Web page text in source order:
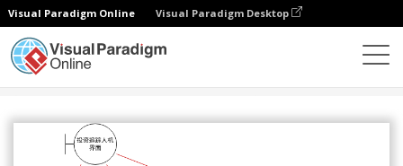
Visual Paradigm Online Visual Paradigm Desktop